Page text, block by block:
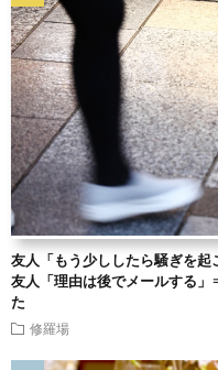
友人「もう少ししたら騒ぎを起
友人「理由は後でメールする
た
修羅場